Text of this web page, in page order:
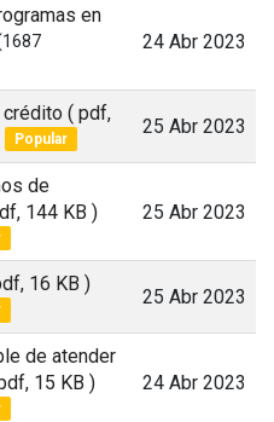
en
24 Abr 2023
crédito ( pdf,
Popular
25 Abr 2023
de
144 KB ) 25 Abr 2023
16 KB )
25 Abr 2023
de atender
15 KB ) 24 Abr 2023